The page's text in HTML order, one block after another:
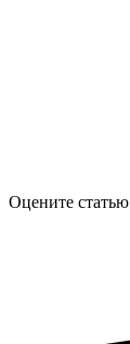
Оцените статью